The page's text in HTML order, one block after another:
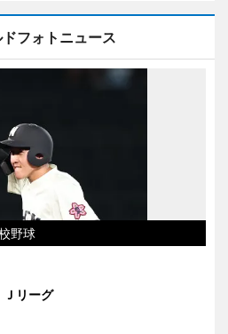
ドフォトニュース
野球
リーグ